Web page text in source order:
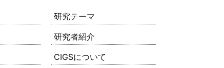
研究テーマ
研究者紹介
CIGSについて